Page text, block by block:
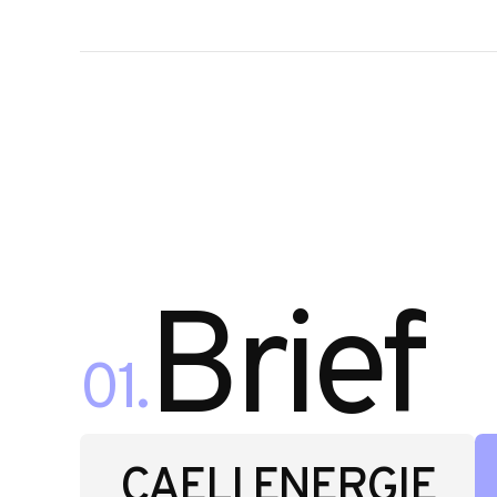
01.Brief
CAELI ENERGIE